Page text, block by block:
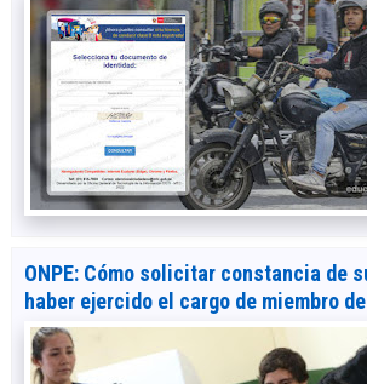
ONPE: Cómo solicitar constancia de
haber ejercido el cargo de miembro